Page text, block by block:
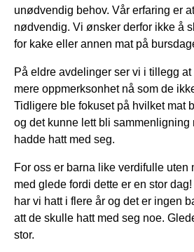
unødvendig behov. Vår erfaring er
nødvendig. Vi ønsker derfor ikke å
for kake eller annen mat på
På eldre avdelinger ser vi i tillegg
mere oppmerksonhet nå som de
Tidligere ble fokuset på hvilket mat
og det kunne lett bli sammenligning
hadde hatt med seg.
For oss er barna like verdifulle uten
med glede fordi dette er en stor
har vi hatt i flere år og det er ingen
att de skulle hatt med seg noe.
stor.